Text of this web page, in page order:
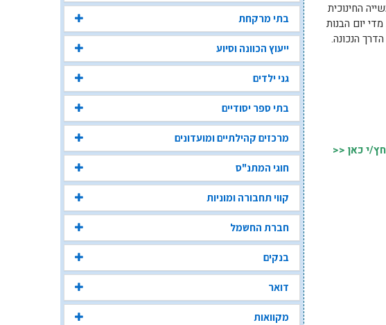
החינוכית
יום הבנות
הנכונה.
י כאן <<
בתי מרקחת
ייעוץ הכוונה וסיוע
גני ילדים
בתי ספר יסודיים
מרכזים קהילתיים ומועדונים
חוגי המתנ"ס
קווי תחבורה ומוניות
חברת החשמל
בנקים
דואר
מקוואות